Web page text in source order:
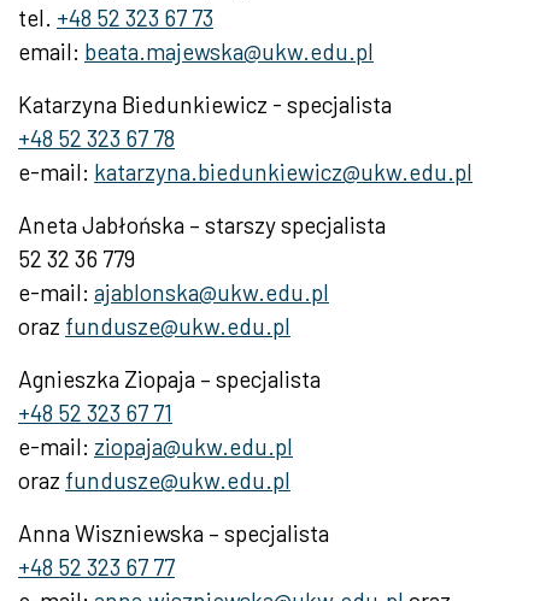
tel. +48 52 323 67 73
email: beata.majewska@ukw.edu.pl
Katarzyna Biedunkiewicz - specjalista
+48 52 323 67 78
e-mail: katarzyna.biedunkiewicz@ukw.edu.pl
Aneta Jabłońska – starszy specjalista
52 32 36 779
e-mail: ajablonska@ukw.edu.pl
oraz fundusze@ukw.edu.pl
Agnieszka Ziopaja – specjalista
+48 52 323 67 71
e-mail: ziopaja@ukw.edu.pl
oraz fundusze@ukw.edu.pl
Anna Wiszniewska – specjalista
+48 52 323 67 77